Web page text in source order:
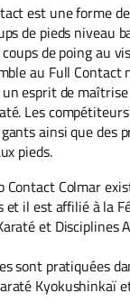
est une forme
de pieds niveau
de poing au
au Full Contact
esprit de maîtrise
Les
ainsi que des
pieds.
Contact Colmar
et il est affilié à la
et Disciplines
sont pratiquées
Kyokushinkaï